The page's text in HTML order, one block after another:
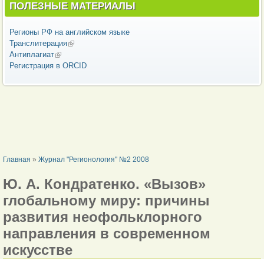
ПОЛЕЗНЫЕ МАТЕРИАЛЫ
Регионы РФ на английском языке
Транслитерация(внешняя ссылка)
Антиплагиат(внешняя ссылка)
Регистрация в ORCID
ВЫ ЗДЕСЬ
Главная » Журнал "Регионология" №2 2008
Ю. А. Кондратенко. «Вызов»
глобальному миру: причины
развития неофольклорного
направления в современном
искусстве